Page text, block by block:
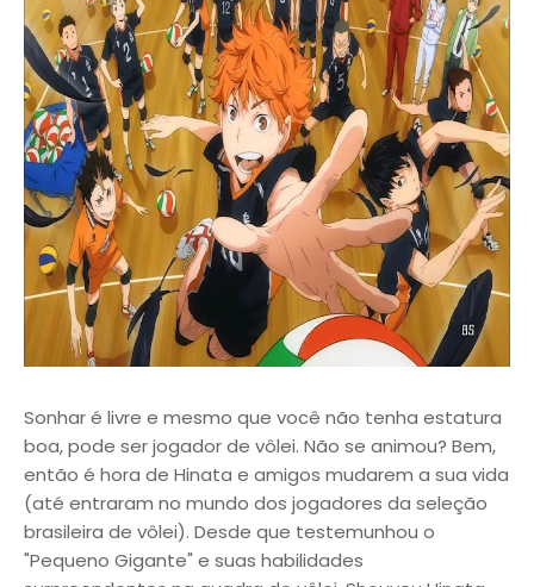
Sonhar é livre e mesmo que você não tenha estatura
boa, pode ser jogador de vôlei. Não se animou? Bem,
então é hora de Hinata e amigos mudarem a sua vida
(até entraram no mundo dos jogadores da seleção
brasileira de vôlei). Desde que testemunhou o
"Pequeno Gigante" e suas habilidades